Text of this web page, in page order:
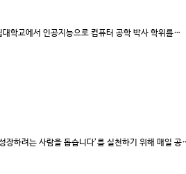
학교에서 인공지능으로 컴퓨터 공학 박사 학위를…
장하려는 사람을 돕습니다’를 실천하기 위해 매일